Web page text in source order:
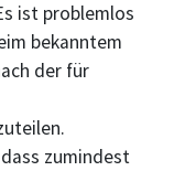
ist problemlos
bekanntem
der für
zumindest